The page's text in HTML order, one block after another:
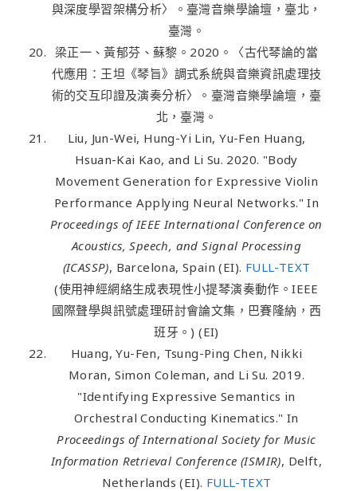
與深度學習架構分析〉。臺灣音樂學論壇，臺北，
臺灣。
梁正一、黃郁芬、蘇黎。2020。〈古代琴論的當
代應用：王坦《琴旨》調式系統與音樂資訊處理技
術的交互印證及演奏分析〉。臺灣音樂學論壇，臺
北，臺灣。
Liu, Jun-Wei, Hung-Yi Lin, Yu-Fen Huang,
Hsuan-Kai Kao, and Li Su. 2020. "Body
Movement Generation for Expressive Violin
Performance Applying Neural Networks." In
Proceedings of IEEE International Conference on
Acoustics, Speech, and Signal Processing
(ICASSP), Barcelona, Spain (EI). FULL-TEXT
(使用神經網絡生成表現性小提琴演奏動作。IEEE
國際聲學與訊號處理研討會論文集，巴賽隆納，西
班牙。) (EI)
Huang, Yu-Fen, Tsung-Ping Chen, Nikki
Moran, Simon Coleman, and Li Su. 2019.
"Identifying Expressive Semantics in
Orchestral Conducting Kinematics." In
Proceedings of International Society for Music
Information Retrieval Conference (ISMIR), Delft,
Netherlands (EI). FULL-TEXT